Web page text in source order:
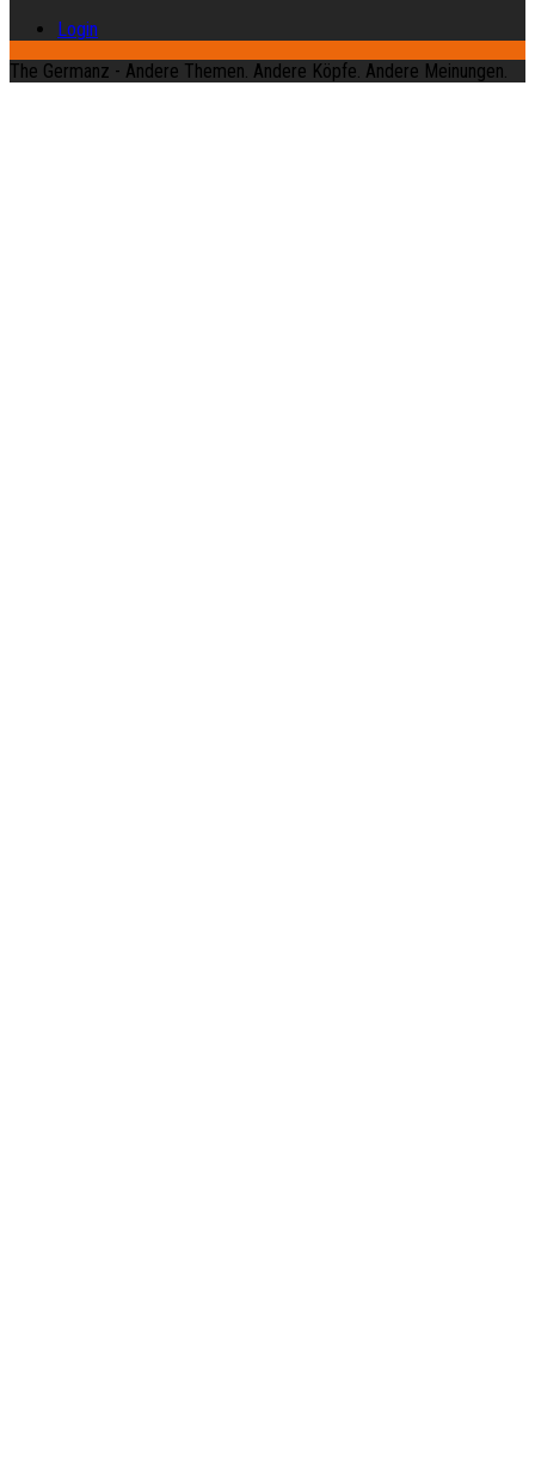
Login
The Germanz - Andere Themen. Andere Köpfe. Andere Meinungen.